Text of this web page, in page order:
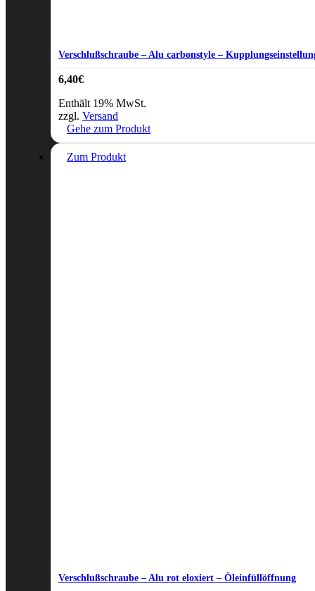
Verschlußschraube – Alu carbonstyle –
6,40€
Enthält 19% MwSt.
zzgl. Versand
Gehe zum Produkt
Zum Produkt
Verschlußschraube – Alu rot eloxiert – Öleinfüllöffnung